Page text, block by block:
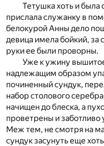
Тетушка хоть и была
прислала служанку в
белокурой Анны дело
девица имела бойкий, за
руки ее были проворны.
Уже к ужину
надлежащим образом
починенный сундук,
набор столового
начищен до блеска, а
проветрены и заботливо
Меж тем, не смотря на
сундук засунуть еще